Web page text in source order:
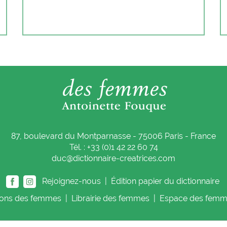
87, boulevard du Montparnasse - 75006 Paris - France
Tél. : +33 (0)1 42 22 60 74
duc@dictionnaire-creatrices.com
Rejoignez-nous |
Édition papier du dictionnaire
des femmes Librairie des femmes Espace des